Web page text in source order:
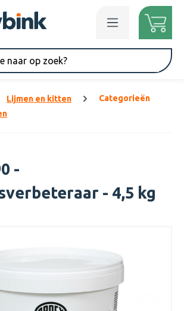
Lijmen en kitten
Categorieën
-
- 4,5 kg